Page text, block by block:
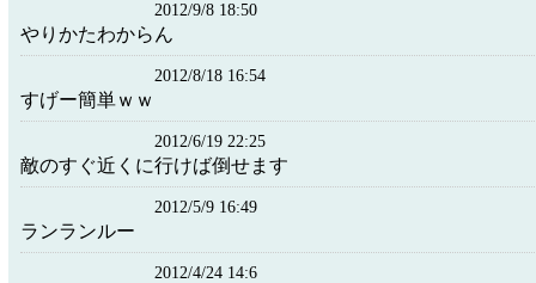
2012/9/8 18:50
やりかたわからん
2012/8/18 16:54
すげー簡単ｗｗ
2012/6/19 22:25
敵のすぐ近くに行けば倒せます
2012/5/9 16:49
ランランルー
2012/4/24 14:6